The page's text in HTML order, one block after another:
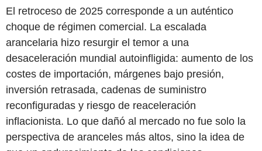
El retroceso de 2025 corresponde a un auténtico
choque de régimen comercial. La escalada
arancelaria hizo resurgir el temor a una
desaceleración mundial autoinfligida: aumento de los
costes de importación, márgenes bajo presión,
inversión retrasada, cadenas de suministro
reconfiguradas y riesgo de reaceleración
inflacionista. Lo que dañó al mercado no fue solo la
perspectiva de aranceles más altos, sino la idea de